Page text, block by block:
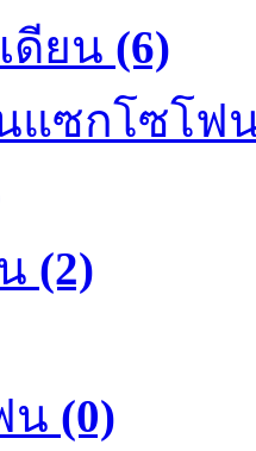
ดียน (6)
แซกโซโฟ
(2)
น (0)